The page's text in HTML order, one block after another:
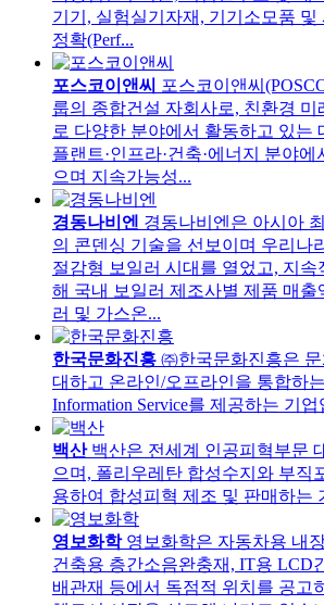
기기, 실험실기자재, 기기소모품 및
정확(Perf...
포스코이앤씨 포스코이앤씨
룹의 종합건설 자회사로, 친환경 미
로 다양한 분야에서 활동하고 있는
플랜트·인프라·건축·에너지 분야
으며 지속가능성...
경동나비엔 경동나비엔은 아시아
의 콘덴싱 기술을 선보이며 우리나
절감형 보일러 시대를 열었고, 지속
해 국내 보일러 제조사별 제품 매출
러 및 가스온...
한국문화진흥 ㈜한국문화진흥은
대하고 온라인/오프라인을 통합하
Information Service를 제공하는 기업
백산 백산은 전세계 인공피혁부문
으며, 폴리우레탄 합성수지와 부직
용하여 합성피혁 제조 및 판매하는
영보화학 영보화학은 자동차용 내
건축용 층간소음완충재, IT용 LCD
배관재 등에서 독점적 위치를 공고